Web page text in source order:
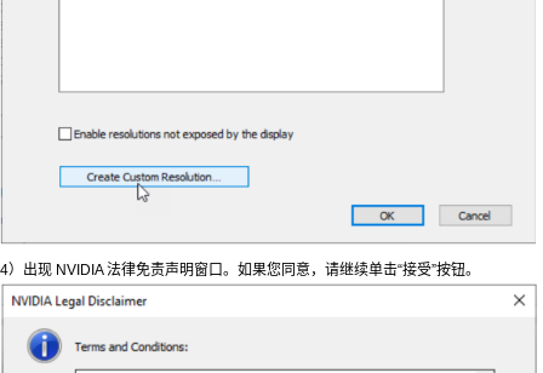
4）出现 NVIDIA 法律免责声明窗口。如果您同意，请继续单击“接受”按钮。